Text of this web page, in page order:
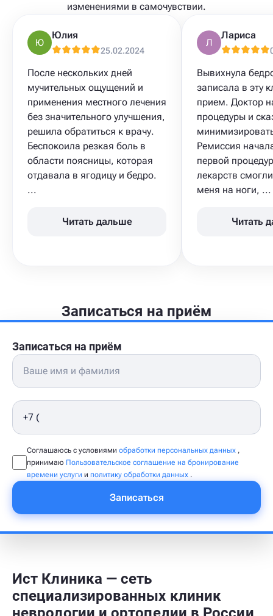
изменениями в самочувствии.
Ю
Юлия
25.02.2024
После нескольких дней
мучительных ощущений и
применения местного лечения
без значительного улучшения,
решила обратиться к врачу.
Беспокоила резкая боль в
области поясницы, которая
отдавала в ягодицу и бедро.
...
Читать дальше
Л
Лариса
Вывихнула
записала в эту
прием. Доктор
процедуры и
Ремиссия
первой
лекарств
меня на ноги, ...
Читать
Записаться на приём
Записаться на приём
Соглашаюсь с условиями обработки персональных данных ,
принимаю Пользовательское соглашение на бронирование
времени услуги и политику обработки данных .
Записаться
Ист Клиника — сеть
специализированных клиник